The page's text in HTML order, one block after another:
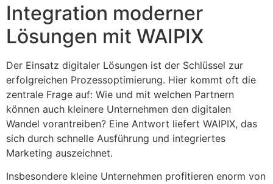
Integration moderner
Lösungen mit WAIPIX
Der Einsatz digitaler Lösungen ist der Schlüssel zur
erfolgreichen Prozessoptimierung. Hier kommt oft die
zentrale Frage auf: Wie und mit welchen Partnern
können auch kleinere Unternehmen den digitalen
Wandel vorantreiben? Eine Antwort liefert WAIPIX, das
sich durch schnelle Ausführung und integriertes
Marketing auszeichnet.
Insbesondere kleine Unternehmen profitieren enorm von